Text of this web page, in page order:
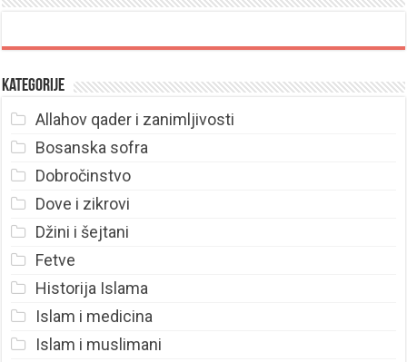
Kategorije
Allahov qader i zanimljivosti
Bosanska sofra
Dobročinstvo
Dove i zikrovi
Džini i šejtani
Fetve
Historija Islama
Islam i medicina
Islam i muslimani